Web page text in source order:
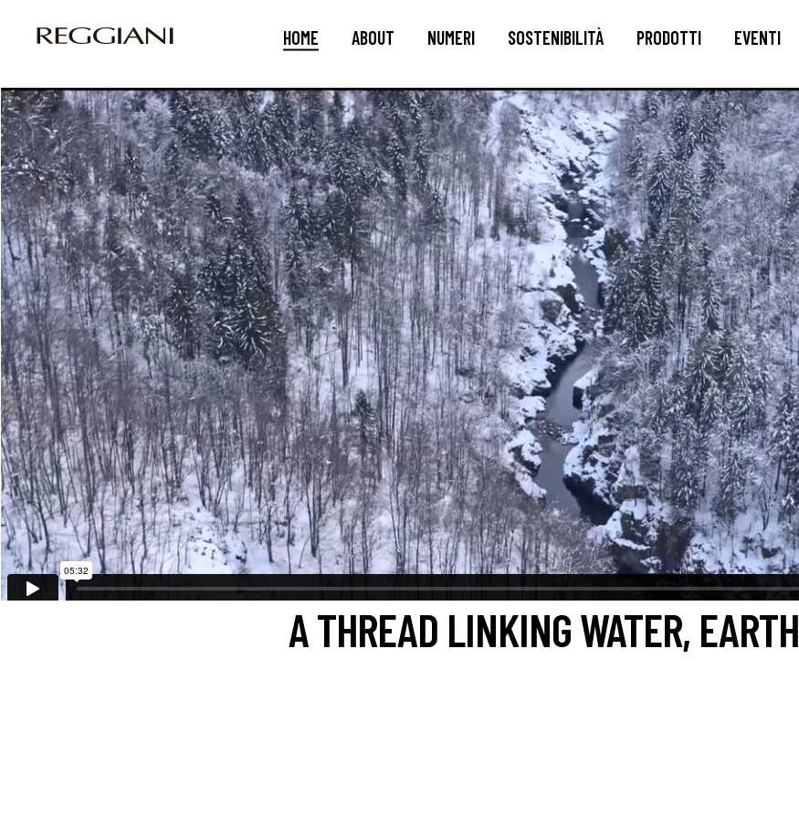
HOME ABOUT NUMERI SOSTENIBILITÀ PRODOTTI EVENTI
A THREAD LINKING WATER,